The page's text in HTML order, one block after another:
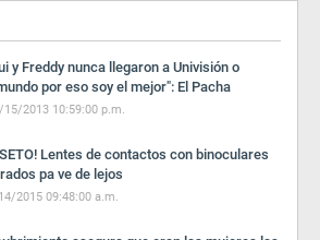
y Freddy nunca llegaron a Univisión o
por eso soy el mejor": El Pacha
15/2013 10:59:00 p.m.
Lentes de contactos con binoculares
pa ve de lejos
2015 09:48:00 a.m.